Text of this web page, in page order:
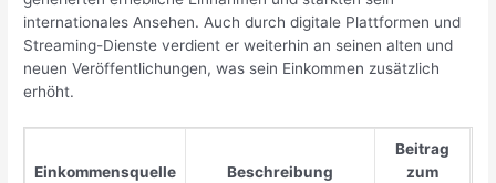
internationales Ansehen. Auch durch digitale Plattformen und
Streaming-Dienste verdient er weiterhin an seinen alten und
neuen Veröffentlichungen, was sein Einkommen zusätzlich
erhöht.
Einkommensquelle Beschreibung
Beitrag
zum